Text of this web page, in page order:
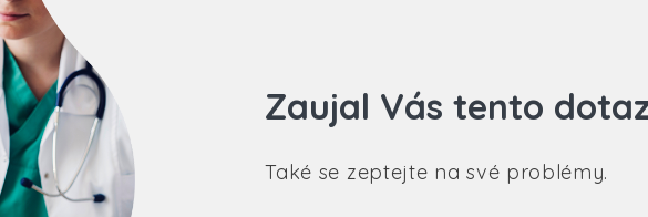
Zaujal Vás tento
Také se zeptejte na své problémy.